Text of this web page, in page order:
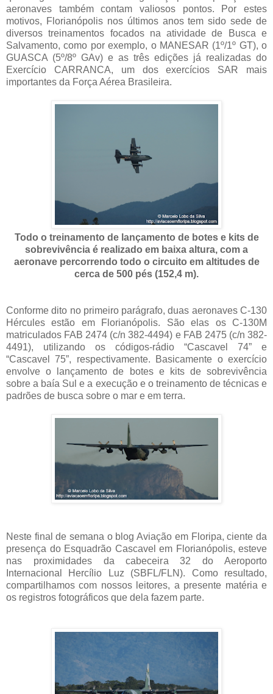
aeronaves também contam valiosos pontos. Por estes
motivos, Florianópolis nos últimos anos tem sido sede de
diversos treinamentos focados na atividade de Busca e
Salvamento, como por exemplo, o MANESAR (1º/1º GT), o
GUASCA (5º/8º GAv) e as três edições já realizadas do
Exercício CARRANCA, um dos exercícios SAR mais
importantes da Força Aérea Brasileira.
Todo o treinamento de lançamento de botes e kits de
sobrevivência é realizado em baixa altura, com a
aeronave percorrendo todo o circuito em altitudes de
cerca de 500 pés (152,4 m).
Conforme dito no primeiro parágrafo, duas aeronaves C-130
Hércules estão em Florianópolis. São elas os C-130M
matriculados FAB 2474 (c/n 382-4494) e FAB 2475 (c/n 382-
4491), utilizando os códigos-rádio “Cascavel 74” e
“Cascavel 75”, respectivamente. Basicamente o exercício
envolve o lançamento de botes e kits de sobrevivência
sobre a baía Sul e a execução e o treinamento de técnicas e
padrões de busca sobre o mar e em terra.
Neste final de semana o blog Aviação em Floripa, ciente da
presença do Esquadrão Cascavel em Florianópolis, esteve
nas proximidades da cabeceira 32 do Aeroporto
Internacional Hercílio Luz (SBFL/FLN). Como resultado,
compartilhamos com nossos leitores, a presente matéria e
os registros fotográficos que dela fazem parte.